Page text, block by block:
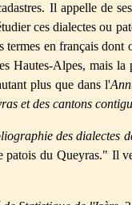
Il appelle de
ces dialectes ou
en français
Hautes-Alpes, mais la
plus que dans l'
et des cantons
des dialectes
du Queyras." Il